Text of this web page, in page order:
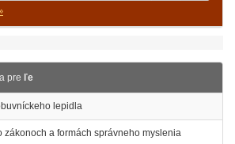
pre ľe
lepidla
zákonoch a formách správneho myslenia